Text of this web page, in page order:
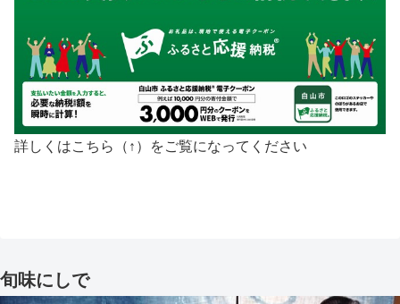
詳しくはこちら（↑）をご覧になってください
旬味にしで